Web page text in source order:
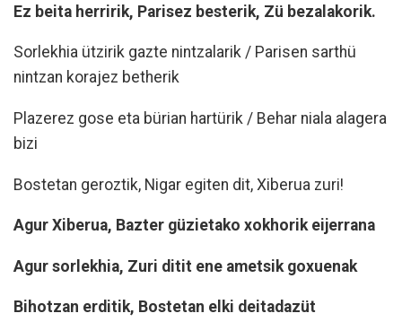
Ez beita herririk, Parisez besterik, Zü bezalakorik.
Sorlekhia ützirik gazte nintzalarik / Parisen sarthü
nintzan korajez betherik
Plazerez gose eta bürian hartürik / Behar niala alagera
bizi
Bostetan geroztik, Nigar egiten dit, Xiberua zuri!
Agur Xiberua, Bazter güzietako xokhorik eijerrana
Agur sorlekhia, Zuri ditit ene ametsik goxuenak
Bihotzan erditik, Bostetan elki deitadazüt